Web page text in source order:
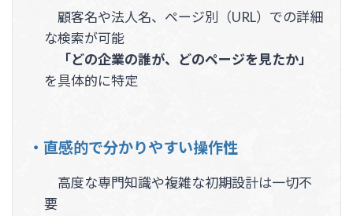
顧客名や法人名、ページ別（URL）での詳細
な検索が可能
「どの企業の誰が、どのページを見たか」
を具体的に特定
・直感的で分かりやすい操作性
高度な専門知識や複雑な初期設計は一切不
要